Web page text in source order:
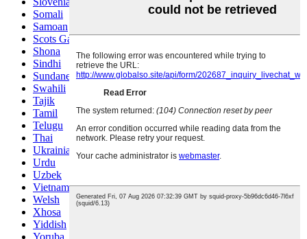
Somali
Samoan
Scots Gaelic
Shona
Sindhi
Sundanese
Swahili
Tajik
Tamil
Telugu
Thai
Ukrainian
Urdu
Uzbek
Vietnamese
Welsh
Xhosa
Yiddish